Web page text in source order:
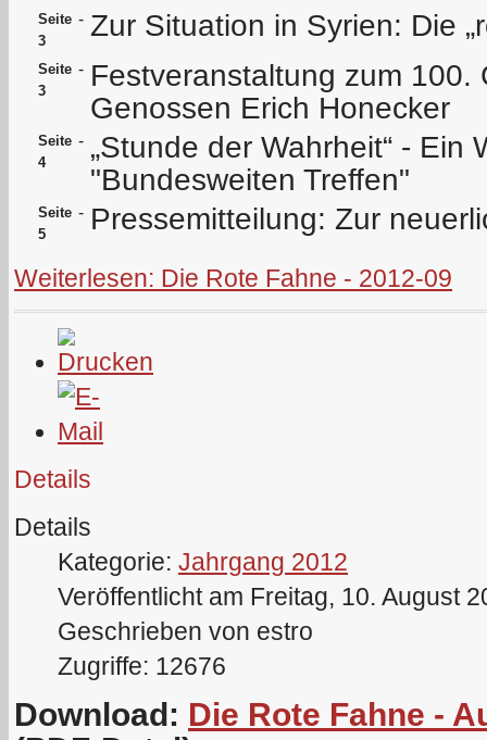
Seite
3
- Zur Situation in Syrien: Die
Seite
3
- Festveranstaltung zum 100.
Genossen Erich Honecker
Seite
4
- „Stunde der Wahrheit“ - Ein
"Bundesweiten Treffen"
Seite
5
- Pressemitteilung: Zur
Weiterlesen: Die Rote Fahne - 2012-09
Details
Details
Kategorie: Jahrgang 2012
Veröffentlicht am Freitag, 10. August
Geschrieben von estro
Zugriffe: 12676
Download: Die Rote Fahne -